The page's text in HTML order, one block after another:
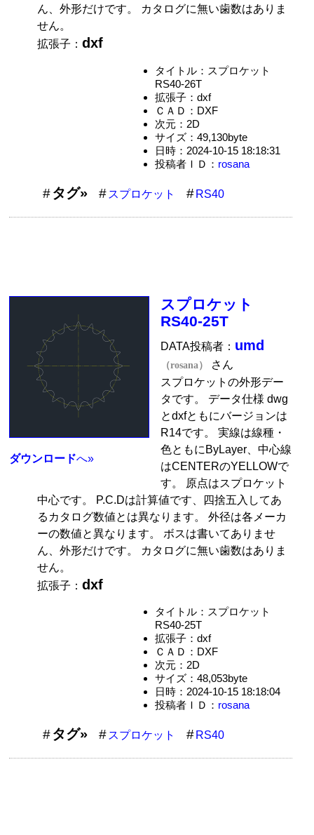
ん、外形だけです。 カタログに無い歯数はありま
せん。
拡張子：dxf
タイトル：スプロケット
RS40-26T
拡張子：dxf
ＣＡＤ：DXF
次元：2D
サイズ：49,130byte
日時：2024-10-15 18:18:31
投稿者ＩＤ： rosana
タグ» スプロケット RS40
ダウンロードへ»
スプロケット
RS40-25T
DATA投稿者： umd
（rosana）
さん
スプロケットの外形デー
タです。 データ仕様 dwg
とdxfともにバージョンは
R14です。 実線は線種・
色ともにByLayer、中心線
はCENTERのYELLOWで
す。 原点はスプロケット
中心です。 P.C.Dは計算値です、四捨五入してあ
るカタログ数値とは異なります。 外径は各メーカ
ーの数値と異なります。 ボスは書いてありませ
ん、外形だけです。 カタログに無い歯数はありま
せん。
拡張子：dxf
タイトル：スプロケット
RS40-25T
拡張子：dxf
ＣＡＤ：DXF
次元：2D
サイズ：48,053byte
日時：2024-10-15 18:18:04
投稿者ＩＤ： rosana
タグ» スプロケット RS40